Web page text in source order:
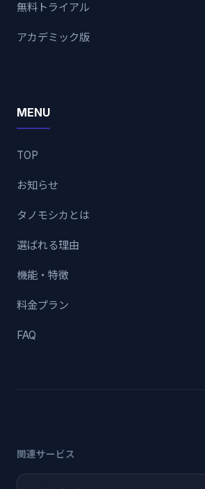
無料トライアル
アカデミック版
MENU
TOP
お知らせ
タノモシカとは
選ばれる理由
機能・特徴
料金プラン
FAQ
関連サービス